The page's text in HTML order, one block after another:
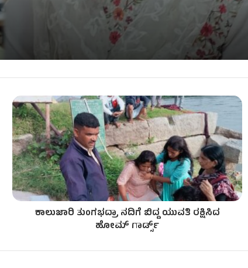
– ಇಬ್ಬರು ಅಧಿಕಾರಿಗಳು ಲಾಕ್​​!
ಕಾಲುಜಾರಿ ತುಂಗಭದ್ರಾ ನದಿಗೆ ಬಿದ್ದ ಯುವತಿ ರಕ್ಷಿಸಿದ
ಹೋಮ್​ ಗಾರ್ಡ್ಸ್​